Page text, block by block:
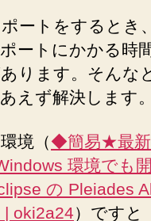
ートをするとき
ートにかかる時
ります。そんな
えず解決します。
境（◆簡易★最新
環境でも
の Pleiades
oki2a24）ですと